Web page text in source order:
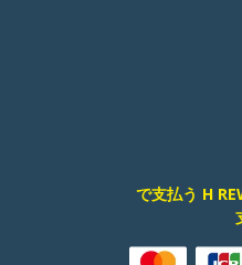
で支払う H